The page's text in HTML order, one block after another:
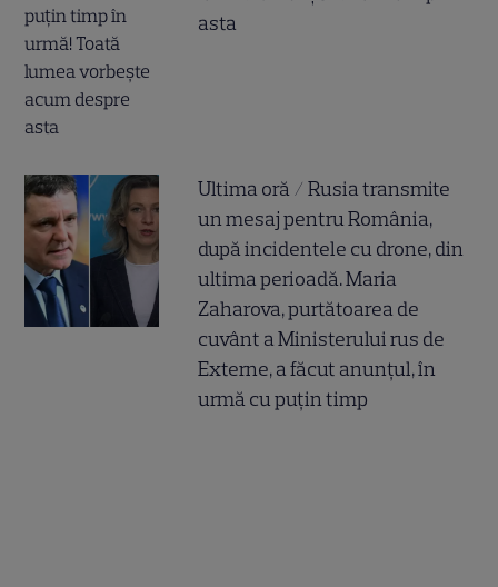
asta
Ultima oră / Rusia transmite
un mesaj pentru România,
după incidentele cu drone, din
ultima perioadă. Maria
Zaharova, purtătoarea de
cuvânt a Ministerului rus de
Externe, a făcut anunțul, în
urmă cu puțin timp